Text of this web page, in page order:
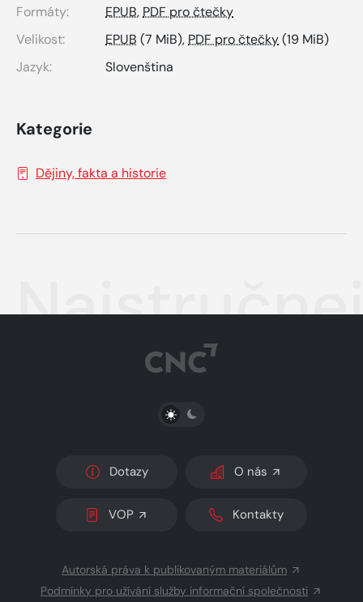
Formáty:
EPUB, PDF pro čtečky
Velikost:
EPUB (7 MiB), PDF pro čtečky(19 MiB)
Jazyk:
Slovenština
Kategorie
Dějiny, fakta a historie
PŘEPNOUT SVĚTLÝ/TMAVÝ REŽIM
Dotazy O nás
VOP Kontakty
Autorská práva k publikovaným materiálům
Podmínky pro užívání služby informační společnosti